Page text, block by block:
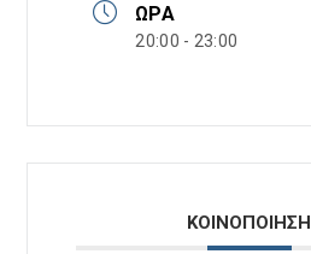
ΏΡΑ
20:00 - 23:00
ΚΟΙΝΟΠΟΙΗΣΗ